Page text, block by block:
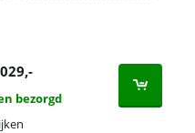
,-
bezorgd